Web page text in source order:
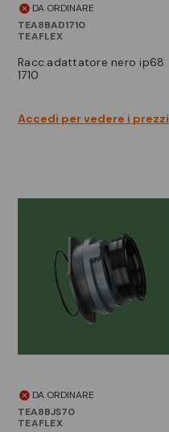
DA ORDINARE
TEA8BAD1710
TEAFLEX
racc.adattatore nero ip68
1710
Accedi per vedere i prezzi
DA ORDINARE
TEA8BJS70
TEAFLEX